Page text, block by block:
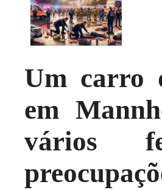
Um carro
em
vários